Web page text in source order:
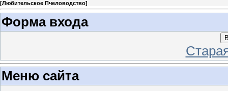
[Любительское Пчеловодство]
Форма входа
Меню сайта